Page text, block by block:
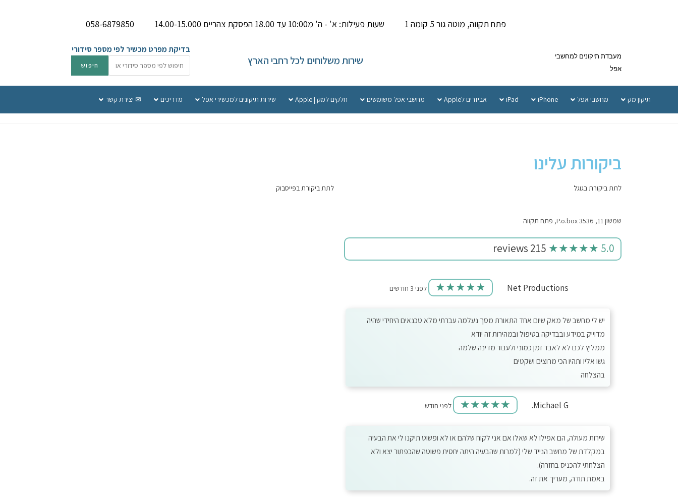
מעבדת תיקונים למחשבי
אפל
פתח תקווה, מוטה גור 5 קומה 1 שעות פעילות: א' - ה' מ10:00 עד 18.00 הפסקת צהריים 14.00-15.000 058-6879850
שירות משלוחים לכל רחבי הארץ
בדיקת מפרט מכשיר לפי מספר סידורי
תיקון מק מחשבי אפל iPhone
iPad אביזרים לApple מחשבי אפל משומשים חלקים למק | Apple שירות תיקונים למכשירי אפל מדריכים ✉ יצירת קשר
ביקורות עלינו
לתת ביקורת בגוגל לתת ביקורת בפייסבוק
שמשון 11, P.o.box 3536, פתח תקווה
5.0
★★★★★
215 reviews
Net Productions
★★★★★ לפני 3 חודשים
יש לי מחשב של מאק שיום אחד התאורת מסך נעלמה עברתי מלא טכנאים היחידי שהיה
מדוייק במידע ובבדיקה בטיפול ובמהירות זה יודא
ממליץ לכם לא לאבד זמן כמוני ולעבור מדינה שלמה
גשו אליו ותהיו הכי מרוצים ושקטים
בהצלחה
Michael G.
★★★★★ לפני חודש
שירות מעולה, הם אפילו לא שאלו אם אני לקוח שלהם או לא ופשוט תיקנו לי את הבעיה
במקלדת של מחשב הנייד שלי (למרות שהבעיה היתה יחסית פשוטה שהכפתור יצא ולא
הצלחתי להכניס בחזרה).
באמת תודה, מעריך את זה.